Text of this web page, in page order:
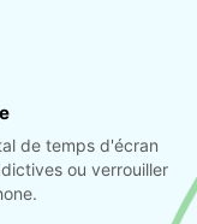
de temps d'écran
ou verrouiller